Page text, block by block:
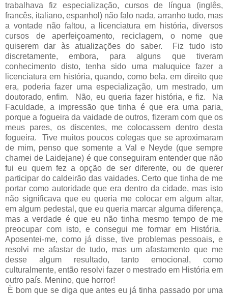
trabalhava fiz especialização, cursos de língua (inglês,
francês, italiano, espanhol) não falo nada, arranho tudo, mas
a vontade não faltou, a licenciatura em história, diversos
cursos de aperfeiçoamento, reciclagem, o nome que
quiserem dar às atualizações do saber. Fiz tudo isto
discretamente, embora, para alguns que tiveram
conhecimento disto, tenha sido uma maluquice fazer a
licenciatura em história, quando, como bela. em direito que
era, poderia fazer uma especialização, um mestrado, um
doutorado, enfim. Não, eu queria fazer história, e fiz. Na
Faculdade, a impressão que tinha é que era uma paria,
porque a fogueira da vaidade de outros, fizeram com que os
meus pares, os discentes, me colocassem dentro desta
fogueira. Tive muitos poucos colegas que se aproximaram
de mim, penso que somente a Val e Neyde (que sempre
chamei de Laidejane) é que conseguiram entender que não
fui eu quem fez a opção de ser diferente, ou de querer
participar do caldeirão das vaidades. Certo que tinha de me
portar como autoridade que era dentro da cidade, mas isto
não significava que eu queria me colocar em algum altar,
em algum pedestal, que eu queria marcar alguma diferença,
mas a verdade é que eu não tinha mesmo tempo de me
preocupar com isto, e consegui me formar em História.
Aposentei-me, como já disse, tive problemas pessoais, e
resolvi me afastar de tudo, mas um afastamento que me
desse algum resultado, tanto emocional, como
culturalmente, então resolvi fazer o mestrado em História em
outro país. Menino, que horror!
È bom que se diga que antes eu já tinha passado por uma